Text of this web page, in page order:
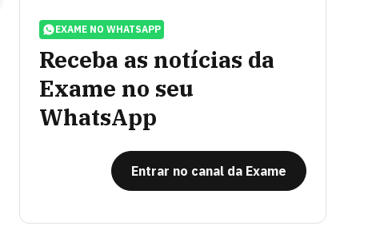
EXAME NO WHATSAPP
Receba as notícias da
Exame no seu
WhatsApp
Entrar no canal da Exame